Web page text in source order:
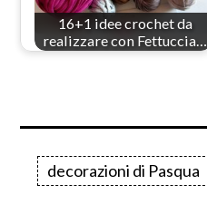
16+1 idee crochet da
realizzare con Fettuccia…
decorazioni di Pasqua